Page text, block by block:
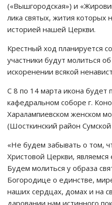
(«Вышгородская») и
лика святых, жития которых
историей нашей Церкви.
Крестный ход планируется
участники будут молиться
искоренении всякой
С 8 по 14 марта икона будет
кафедральном соборе г.
Харалампиевском женском
(Шосткинский район Сумской
«Не будем забывать о том,
Христовой Церкви,
Будем молиться у образа
Богородице о единстве,
наших сердцах, домах и на